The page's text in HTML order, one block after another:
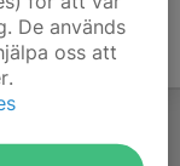
De används
oss att